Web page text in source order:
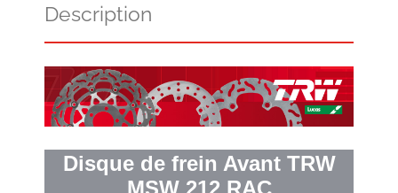
Description
Disque de frein Avant TRW
MSW 212 RAC